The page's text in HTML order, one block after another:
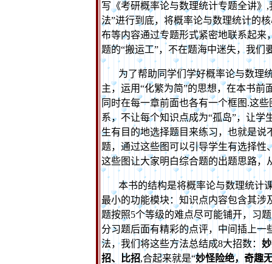
写《考研概率论与数理统计专题全讲》 ,
法”进行到底，将概率论与数理统计的
布等内容通过专题形式紧密地联系起来
题的“搬运工”，不在题海中迷失，我们
为了帮助同学们学好概率论与数理
主，运用“化繁为简”的思想，在本书前
同时在每一章前面也各有一个框图 .这些
系，不让每个知识点成为“孤岛”，让
生有目的地选择题目来练习，也就是说
题，通过这些图可以引导学生有选择性
这些图让大家明白综合题的出题思路，
本书的结构是将概率论与数理统计
最小的功能模块：知识点内容包含其涉
题按照5个等级的难点尽可能铺开，习
分习题后面有精彩的点评，中间插上一
法，我们将这些方法总结成8大招数：
招、比招,合起来就是“妙怪险绝，奇趣